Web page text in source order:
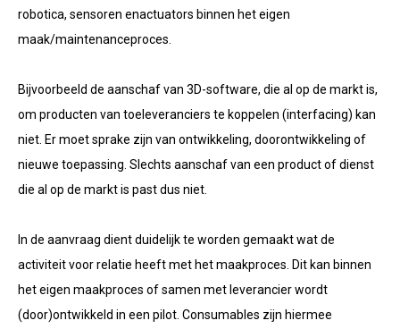
robotica, sensoren enactuators binnen het eigen
maak/maintenanceproces.
Bijvoorbeeld de aanschaf van 3D-software, die al op de markt is,
om producten van toeleveranciers te koppelen (interfacing) kan
niet. Er moet sprake zijn van ontwikkeling, doorontwikkeling of
nieuwe toepassing. Slechts aanschaf van een product of dienst
die al op de markt is past dus niet.
In de aanvraag dient duidelijk te worden gemaakt wat de
activiteit voor relatie heeft met het maakproces. Dit kan binnen
het eigen maakproces of samen met leverancier wordt
(door)ontwikkeld in een pilot. Consumables zijn hiermee